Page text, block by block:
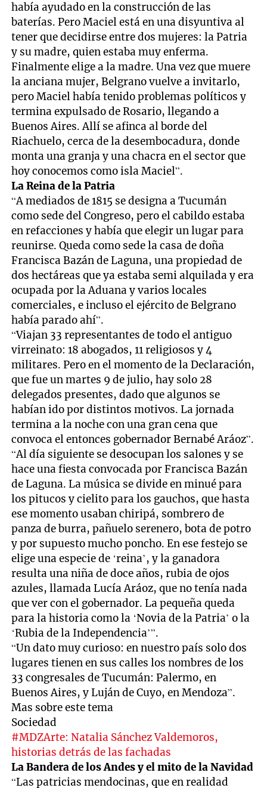
había ayudado en la construcción de las
baterías. Pero Maciel está en una disyuntiva al
tener que decidirse entre dos mujeres: la Patria
y su madre, quien estaba muy enferma.
Finalmente elige a la madre. Una vez que muere
la anciana mujer, Belgrano vuelve a invitarlo,
pero Maciel había tenido problemas políticos y
termina expulsado de Rosario, llegando a
Buenos Aires. Allí se afinca al borde del
Riachuelo, cerca de la desembocadura, donde
monta una granja y una chacra en el sector que
hoy conocemos como isla Maciel”.
La Reina de la Patria
“A mediados de 1815 se designa a Tucumán
como sede del Congreso, pero el cabildo estaba
en refacciones y había que elegir un lugar para
reunirse. Queda como sede la casa de doña
Francisca Bazán de Laguna, una propiedad de
dos hectáreas que ya estaba semi alquilada y era
ocupada por la Aduana y varios locales
comerciales, e incluso el ejército de Belgrano
había parado ahí”.
“Viajan 33 representantes de todo el antiguo
virreinato: 18 abogados, 11 religiosos y 4
militares. Pero en el momento de la Declaración,
que fue un martes 9 de julio, hay solo 28
delegados presentes, dado que algunos se
habían ido por distintos motivos. La jornada
termina a la noche con una gran cena que
convoca el entonces gobernador Bernabé Aráoz”.
“Al día siguiente se desocupan los salones y se
hace una fiesta convocada por Francisca Bazán
de Laguna. La música se divide en minué para
los pitucos y cielito para los gauchos, que hasta
ese momento usaban chiripá, sombrero de
panza de burra, pañuelo serenero, bota de potro
y por supuesto mucho poncho. En ese festejo se
elige una especie de ‘reina’, y la ganadora
resulta una niña de doce años, rubia de ojos
azules, llamada Lucía Aráoz, que no tenía nada
que ver con el gobernador. La pequeña queda
para la historia como la ‘Novia de la Patria’ o la
‘Rubia de la Independencia’”.
“Un dato muy curioso: en nuestro país solo dos
lugares tienen en sus calles los nombres de los
33 congresales de Tucumán: Palermo, en
Buenos Aires, y Luján de Cuyo, en Mendoza”.
Mas sobre este tema
Sociedad
#MDZArte: Natalia Sánchez Valdemoros,
historias detrás de las fachadas
La Bandera de los Andes y el mito de la Navidad
“Las patricias mendocinas, que en realidad